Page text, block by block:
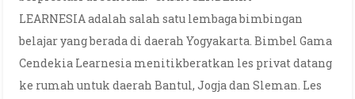
LEARNESIA adalah salah satu lembaga bimbingan
belajar yang berada di daerah Yogyakarta. Bimbel Gama
Cendekia Learnesia menitikberatkan les privat datang
ke rumah untuk daerah Bantul, Jogja dan Sleman. Les